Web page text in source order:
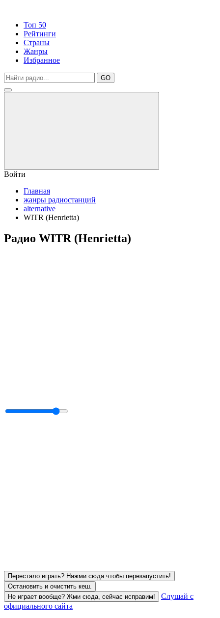
Топ 50
Рейтинги
Страны
Жанры
Избранное
GO
Войти
Главная
жанры радиостанций
alternative
WITR (Henrietta)
Радио WITR (Henrietta)
Перестало играть? Нажми сюда чтобы перезапустить!
Остановить и очистить кеш.
Не играет вообще? Жми сюда, сейчас исправим!
Слушай с
официального сайта